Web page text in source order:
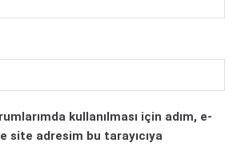
kullanılması için adım, e-
site adresim bu tarayıcıya